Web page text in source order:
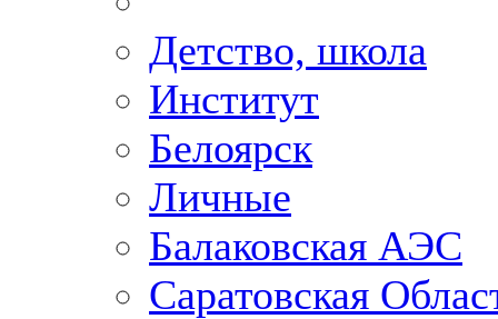
Детство, школа
Институт
Белоярск
Личные
Балаковская АЭС
Саратовская